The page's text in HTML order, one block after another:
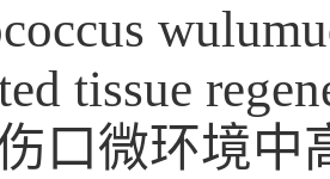
tissue
口微环境中